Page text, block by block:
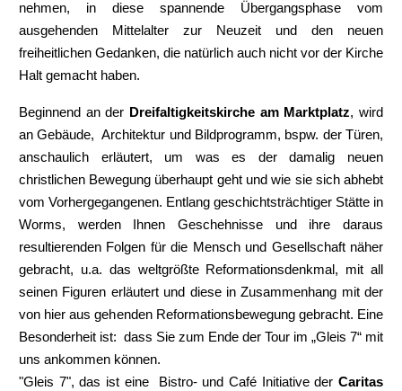
nehmen, in diese spannende Übergangsphase vom
ausgehenden Mittelalter zur Neuzeit und den neuen
freiheitlichen Gedanken, die natürlich auch nicht vor der Kirche
Halt gemacht haben.
Beginnend an der Dreifaltigkeitskirche am Marktplatz, wird
an Gebäude, Architektur und Bildprogramm, bspw. der Türen,
anschaulich erläutert, um was es der damalig neuen
christlichen Bewegung überhaupt geht und wie sie sich abhebt
vom Vorhergegangenen. Entlang geschichtsträchtiger Stätte in
Worms, werden Ihnen Geschehnisse und ihre daraus
resultierenden Folgen für die Mensch und Gesellschaft näher
gebracht, u.a. das weltgrößte Reformationsdenkmal, mit all
seinen Figuren erläutert und diese in Zusammenhang mit der
von hier aus gehenden Reformationsbewegung gebracht. Eine
Besonderheit ist: dass Sie zum Ende der Tour im „Gleis 7“ mit
uns ankommen können.
"Gleis 7", das ist eine Bistro- und Café Initiative derCaritas